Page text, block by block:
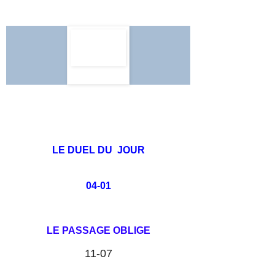
LE DUEL DU JOUR
04-01
LE PASSAGE OBLIGE
11-07